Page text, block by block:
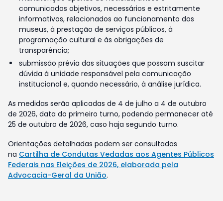
comunicados objetivos, necessários e estritamente
informativos, relacionados ao funcionamento dos
museus, à prestação de serviços públicos, à
programação cultural e às obrigações de
transparência;
submissão prévia das situações que possam suscitar
dúvida à unidade responsável pela comunicação
institucional e, quando necessário, à análise jurídica.
As medidas serão aplicadas de 4 de julho a 4 de outubro
de 2026, data do primeiro turno, podendo permanecer até
25 de outubro de 2026, caso haja segundo turno.
Orientações detalhadas podem ser consultadas
na Cartilha de Condutas Vedadas aos Agentes Públicos
Federais nas Eleições de 2026, elaborada pela
Advocacia-Geral da União.